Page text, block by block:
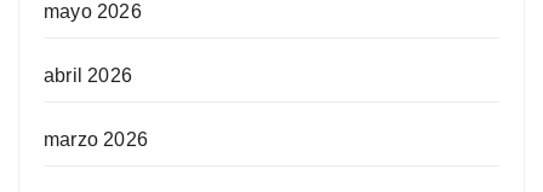
mayo 2026
abril 2026
marzo 2026